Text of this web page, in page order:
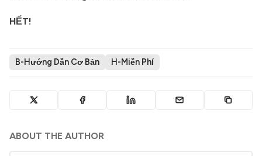
HẾT!
B-Hướng Dẫn Cơ Bản H-Miễn Phí
ABOUT THE AUTHOR